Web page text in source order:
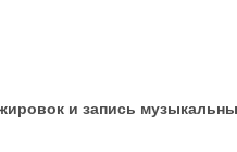
и запись